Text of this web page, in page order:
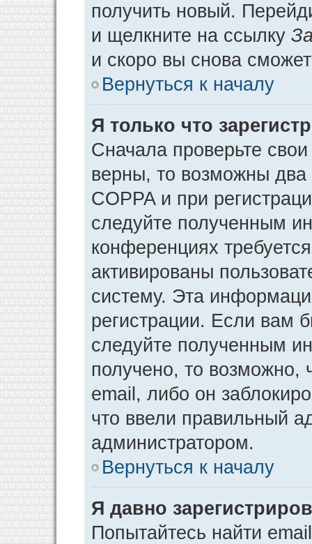
получить новый.
и щелкните на ссылку
и скоро вы снова
Вернуться к началу
Я только что
Сначала проверьте
верны, то возможны
COPPA и при
следуйте полученным
конференциях
активированы
систему. Эта
регистрации. Если вам
следуйте полученным
получено, то возможно,
email, либо он
что ввели правильный
администратором.
Вернуться к началу
Я давно
Попытайтесь найти